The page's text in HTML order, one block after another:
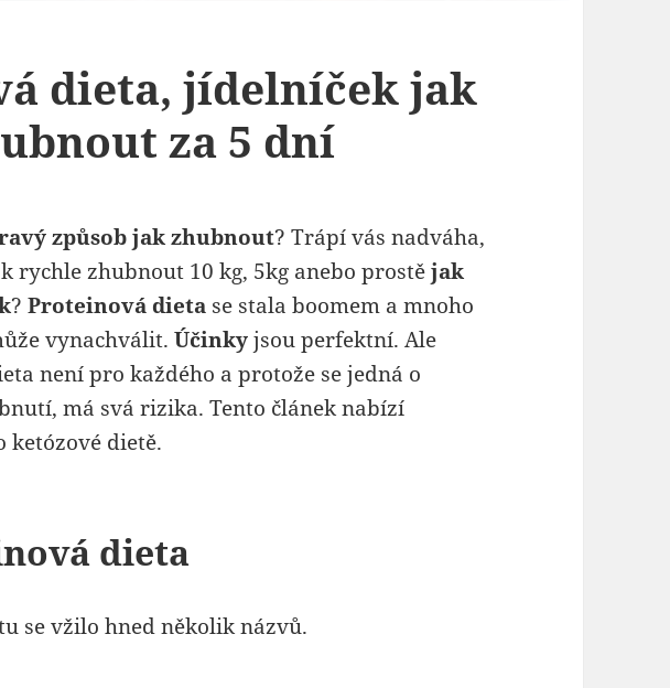
dieta, jídelníček jak
za 5 dní
způsob jak zhubnout? Trápí vás nadváha,
rychle zhubnout 10 kg, 5kg anebo prostějak
?Proteinová dieta se stala boomem a mnoho
vynachválit.Účinkyjsou perfektní. Ale
není pro každého a protože se jedná o
má svá rizika. Tento článek nabízí
dietě.
dieta
se vžilo hned několik názvů.